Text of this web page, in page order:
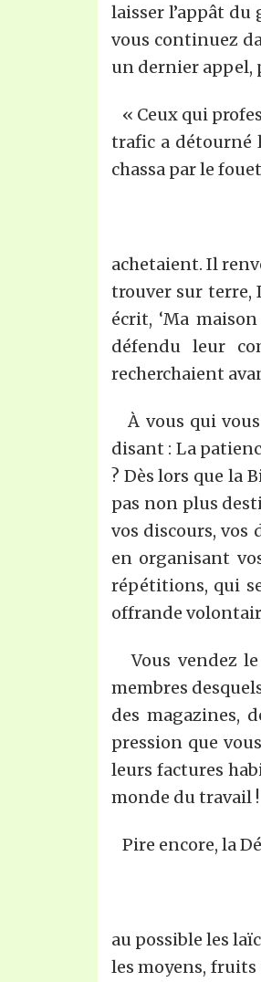
laisser l’appât
vous continuez
un dernier appel,
« Ceux qui
trafic a détourné
chassa par le
achetaient. Il
trouver sur terre,
écrit, ‘Ma
défendu leur
recherchaient
À vous qui
disant : La
? Dès lors que la
pas non plus
vos discours, vos
en organisant
répétitions, qui
offrande
Vous vendez le
membres
des magazines,
pression que
leurs factures
monde du travail !
Pire encore, la
au possible les
les moyens, fruits